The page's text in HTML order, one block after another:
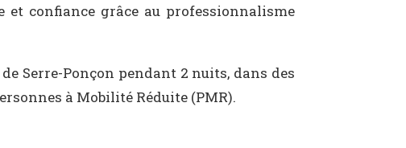
et confiance grâce au professionnalisme
Serre-Ponçon pendant 2 nuits, dans des
à Mobilité Réduite (PMR).